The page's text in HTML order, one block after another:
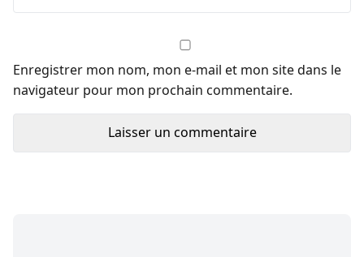
Enregistrer mon nom, mon e-mail et mon site dans le
navigateur pour mon prochain commentaire.